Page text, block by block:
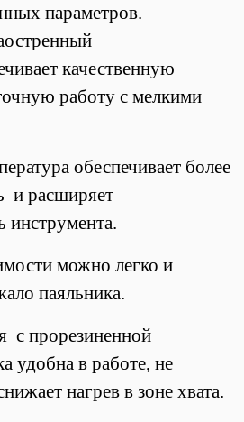
параметров.
качественную
работу с мелкими
обеспечивает более
и расширяет
инструмента.
можно легко и
паяльника.
с прорезиненной
удобна в работе, не
нагрев в зоне хвата.